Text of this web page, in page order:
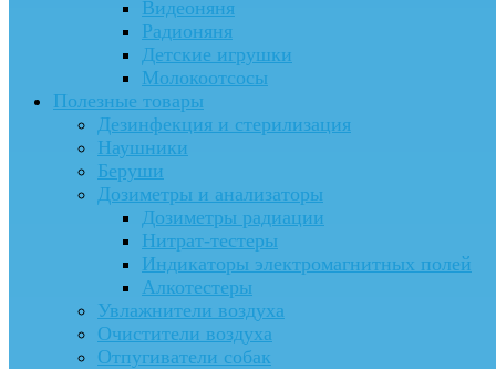
Видеоняня
Радионяня
Детские игрушки
Молокоотсосы
Полезные товары
Дезинфекция и стерилизация
Наушники
Беруши
Дозиметры и анализаторы
Дозиметры радиации
Нитрат-тестеры
Индикаторы электромагнитных полей
Алкотестеры
Увлажнители воздуха
Очистители воздуха
Отпугиватели собак